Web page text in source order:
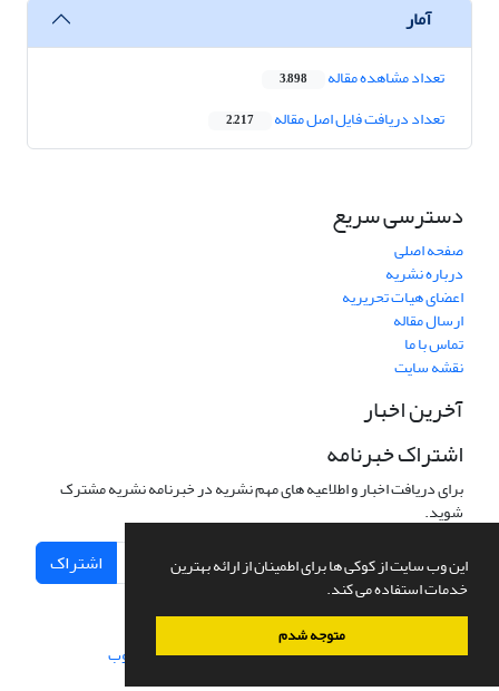
این وب سایت از کوکی ها برای اطمینان از ارائه بهترین
خدمات استفاده می کند.
متوجه شدم
آمار
تعداد مشاهده مقاله 3,898
تعداد دریافت فایل اصل مقاله 2,217
دسترسی سریع
صفحه اصلی
درباره نشریه
اعضای هیات تحریریه
ارسال مقاله
تماس با ما
نقشه سایت
آخرین اخبار
اشتراک خبرنامه
برای دریافت اخبار و اطلاعیه های مهم نشریه در خبرنامه نشریه مشترک
شوید.
اشتراک
سامانه مدیریت نشریات علمی.طراحی و پیاده سازی از سیناوب